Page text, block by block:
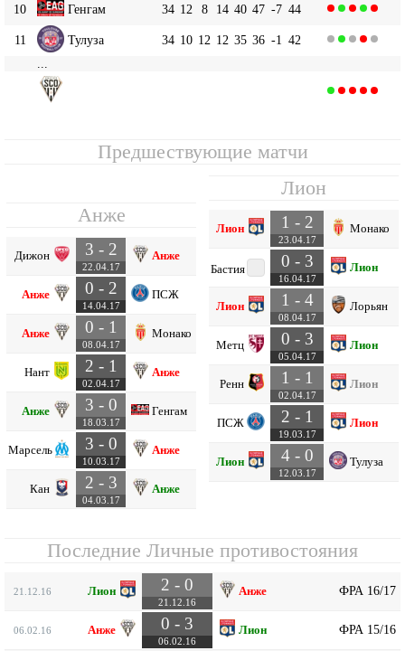
10 Генгам 34 12 8 14 40 47 -7 44
11 Тулуза 34 10 12 12 35 36 -1 42
Предшествующие матчи
Анже
Дижон 3 - 2
22.04.17
Анже
Анже 0 - 2
14.04.17
ПСЖ
Анже 0 - 1
08.04.17
Монако
Нант 2 - 1
02.04.17
Анже
Анже 3 - 0
18.03.17
Генгам
Марсель 3 - 0
10.03.17
Анже
Кан 2 - 3
04.03.17
Анже
Лион
Лион 1 - 2
23.04.17
Монако
Бастия 0 - 3
16.04.17
Лион
Лион 1 - 4
08.04.17
Лорьян
Метц 0 - 3
05.04.17
Лион
Ренн 1 - 1
02.04.17
Лион
ПСЖ 2 - 1
19.03.17
Лион
Лион 4 - 0
12.03.17
Тулуза
Последние Личные противостояния
21.12.16 Лион 2 - 0
21.12.16
Анже ФРА 16/17
06.02.16 Анже 0 - 3
06.02.16
Лион ФРА 15/16